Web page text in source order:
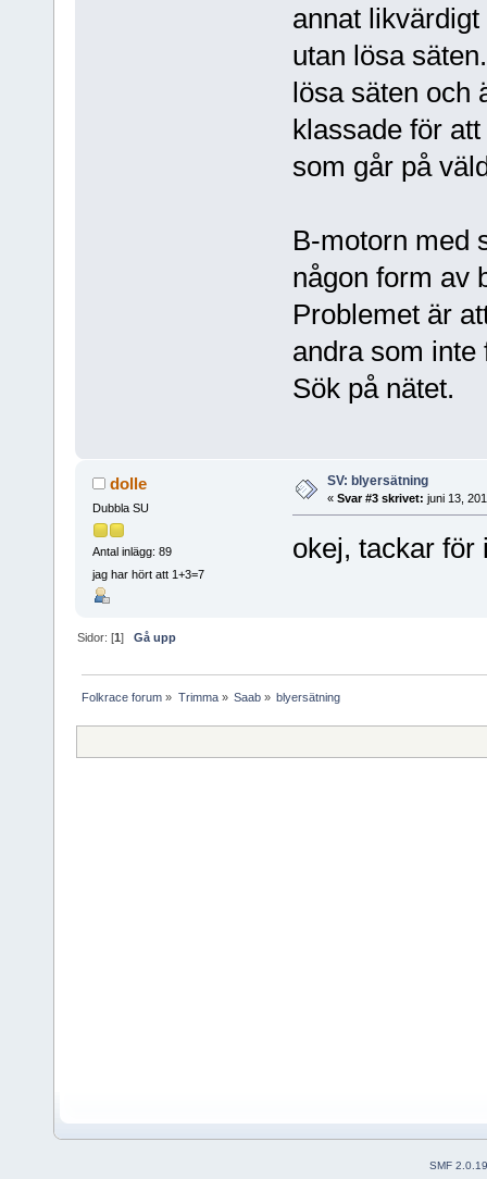
annat
utan lösa
lösa säten och
klassade för
som går på
B-motorn med
någon form av
Problemet är
andra som inte
Sök på nätet.
dolle
Dubbla SU
Antal inlägg: 89
jag har hört att 1+3=7
SV: blyersätning
« Svar #3 skrivet: juni 13,
okej, tackar
Sidor: [1]Gå upp
Folkrace forum » Trimma» Saab» blyersätning
SMF 2.0.19